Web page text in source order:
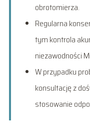
obrotomierza.
Regularna
tym kontrola
niezawodności
W przypadku
konsultację z
stosowanie